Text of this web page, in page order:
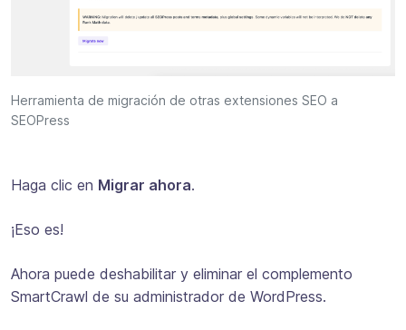
Herramienta de migración de otras extensiones SEO a
SEOPress
Haga clic en Migrar ahora.
¡Eso es!
Ahora puede deshabilitar y eliminar el complemento
SmartCrawl de su administrador de WordPress.